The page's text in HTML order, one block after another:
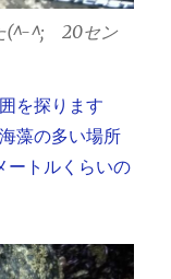
(^-^; 20セン
を探ります
藻の多い場所
ートルくらいの